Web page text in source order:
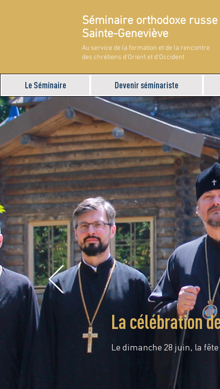
Séminaire orthodoxe russe
Sainte-Geneviève
Au service de la formation et de la rencontre
des chrétiens d'Orient et d'Occident
Le Séminaire Devenir séminariste
La célébration
Le dimanche 28 juin, la